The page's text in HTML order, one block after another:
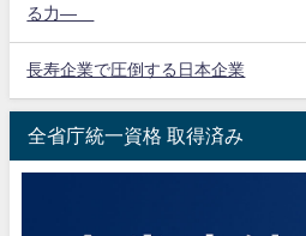
る力―
長寿企業で圧倒する日本企業
全省庁統一資格 取得済み